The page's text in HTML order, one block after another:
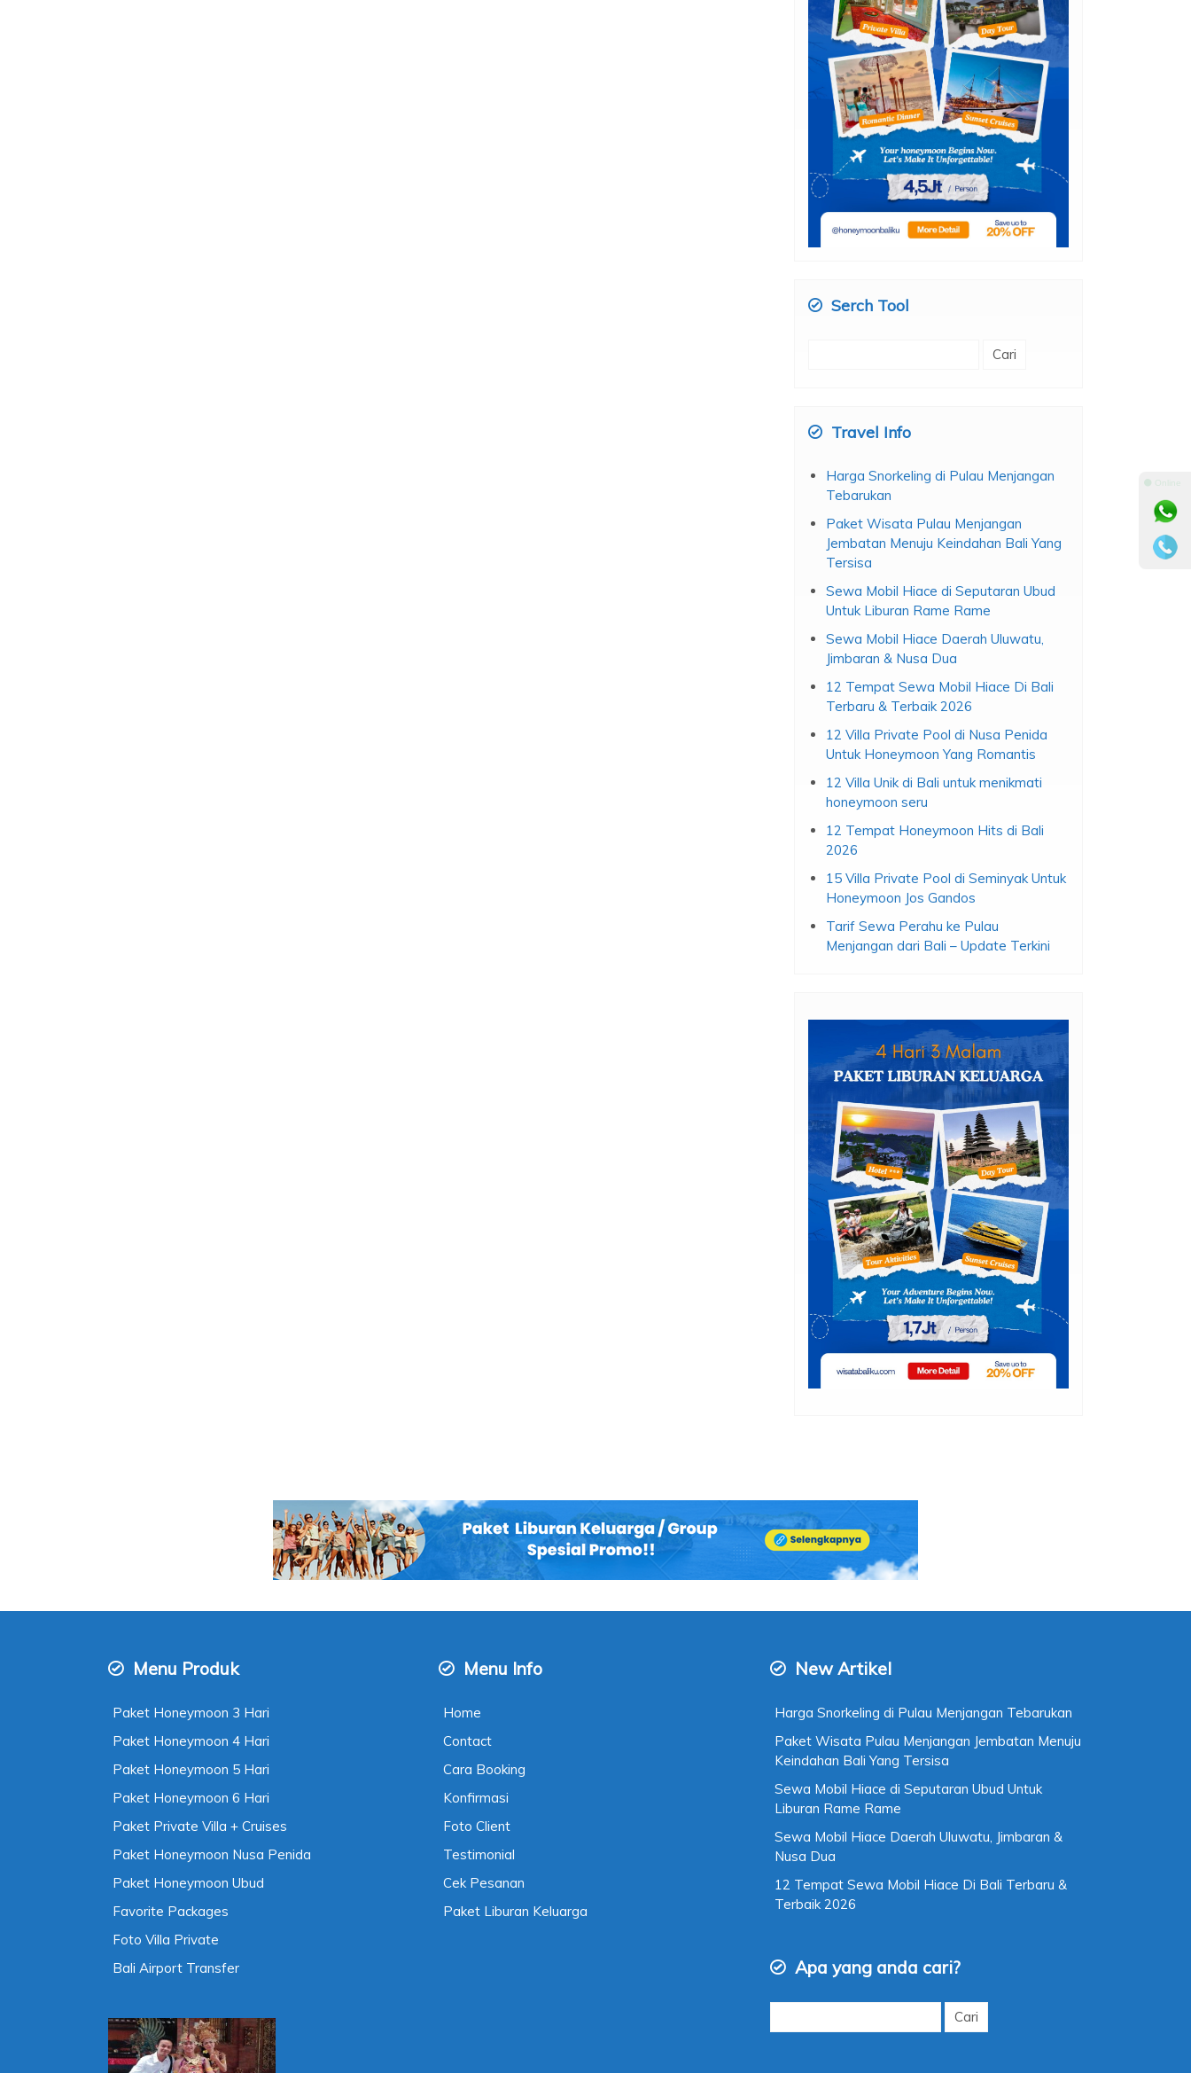
Serch Tool
Travel Info
Harga Snorkeling di Pulau Menjangan
Tebarukan
Paket Wisata Pulau Menjangan
Jembatan Menuju Keindahan Bali Yang
Tersisa
Sewa Mobil Hiace di Seputaran Ubud
Untuk Liburan Rame Rame
Sewa Mobil Hiace Daerah Uluwatu,
Jimbaran & Nusa Dua
12 Tempat Sewa Mobil Hiace Di Bali
Terbaru & Terbaik 2026
12 Villa Private Pool di Nusa Penida
Untuk Honeymoon Yang Romantis
12 Villa Unik di Bali untuk menikmati
honeymoon seru
12 Tempat Honeymoon Hits di Bali
2026
15 Villa Private Pool di Seminyak Untuk
Honeymoon Jos Gandos
Tarif Sewa Perahu ke Pulau
Menjangan dari Bali – Update Terkini
Menu Produk
Paket Honeymoon 3 Hari
Paket Honeymoon 4 Hari
Paket Honeymoon 5 Hari
Paket Honeymoon 6 Hari
Paket Private Villa + Cruises
Paket Honeymoon Nusa Penida
Paket Honeymoon Ubud
Favorite Packages
Foto Villa Private
Bali Airport Transfer
Menu Info
Home
Contact
Cara Booking
Konfirmasi
Foto Client
Testimonial
Cek Pesanan
Paket Liburan Keluarga
New Artikel
Harga Snorkeling di Pulau Menjangan Tebarukan
Paket Wisata Pulau Menjangan Jembatan Menuju
Keindahan Bali Yang Tersisa
Sewa Mobil Hiace di Seputaran Ubud Untuk
Liburan Rame Rame
Sewa Mobil Hiace Daerah Uluwatu, Jimbaran &
Nusa Dua
12 Tempat Sewa Mobil Hiace Di Bali Terbaru &
Terbaik 2026
Apa yang anda cari?
Cari
⚫ Online